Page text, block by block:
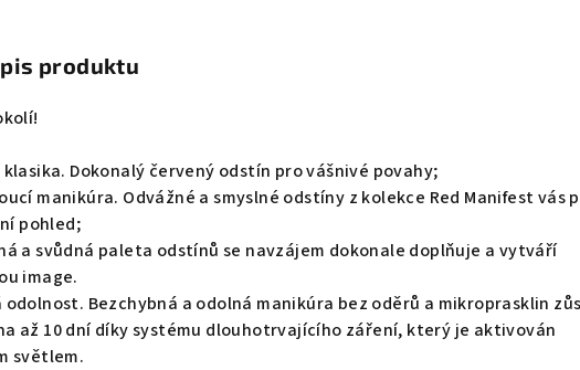
produktu
klasika. Dokonalý červený odstín pro vášnivé povahy;
manikúra. Odvážné a smyslné odstíny z kolekce Red Manifest vás
pohled;
a svůdná paleta odstínů se navzájem dokonale doplňuje a vytváří
image.
odolnost. Bezchybná a odolná manikúra bez oděrů a mikroprasklin
až 10 dní díky systému dlouhotrvajícího záření, který je aktivován
světlem.